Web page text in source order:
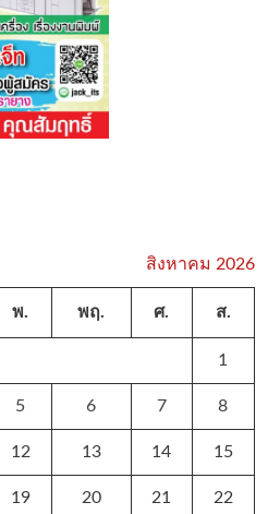
สิงหาคม 2026
พ. พฤ. ศ. ส.
1
5 6 7 8
12 13 14 15
19 20 21 22